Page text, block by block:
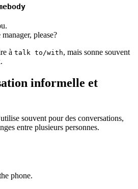
please?
à talk to/with, mais sonne souvent
informelle et
souvent pour des conversations,
entre plusieurs personnes.
phone.